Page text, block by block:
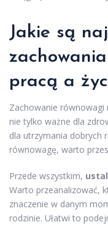
Jakie są
pracą a
Zachowanie równowagi
nie tylko ważne dla
dla utrzymania dobrych
równowagę, warto
Przede wszystkim,
Warto przeanalizować,
znaczenie w danym
rodzinie. Ułatwi to